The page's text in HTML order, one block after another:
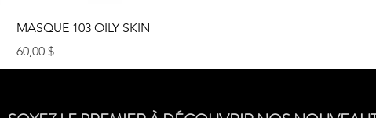
Aperçu rapide
MASQUE 103 OILY SKIN
Prix
60,00 $